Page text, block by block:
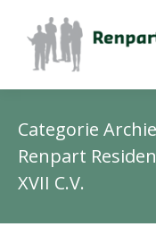
Categorie
Renpart
XVII C.V.